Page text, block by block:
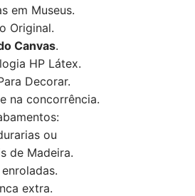
em Museus.
Original.
Canvas.
HP Látex.
Decorar.
na concorrência.
ou
de Madeira.
extra.